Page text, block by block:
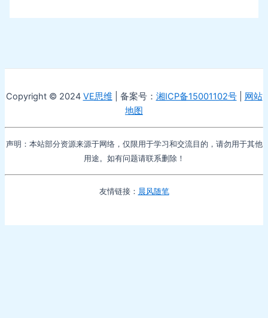
Copyright © 2024 VE思维 | 备案号： 湘ICP备15001102号| 网站
地图
声明：本站部分资源来源于网络，仅限用于学习和交流目的，请勿用于其他
用途。如有问题请联系删除！
友情链接： 晨风随笔